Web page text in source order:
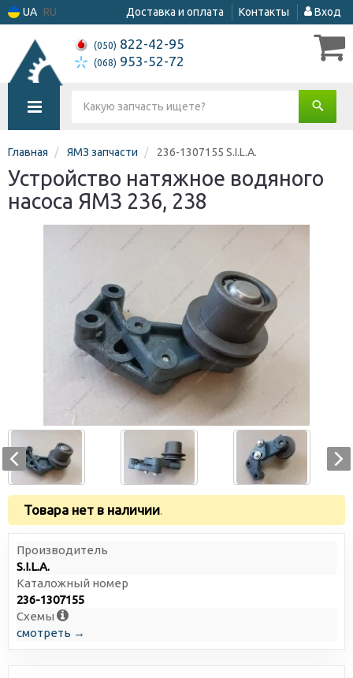
UA RU Доставка и оплата Контакты Вход
(050) 822-42-95
(068) 953-52-72
Главная ЯМЗ запчасти 236-1307155 S.I.L.A.
Устройство натяжное водяного
насоса ЯМЗ 236, 238
Товара нет в наличии.
Производитель
S.I.L.A.
Каталожный номер
236-1307155
Схемы
смотреть →